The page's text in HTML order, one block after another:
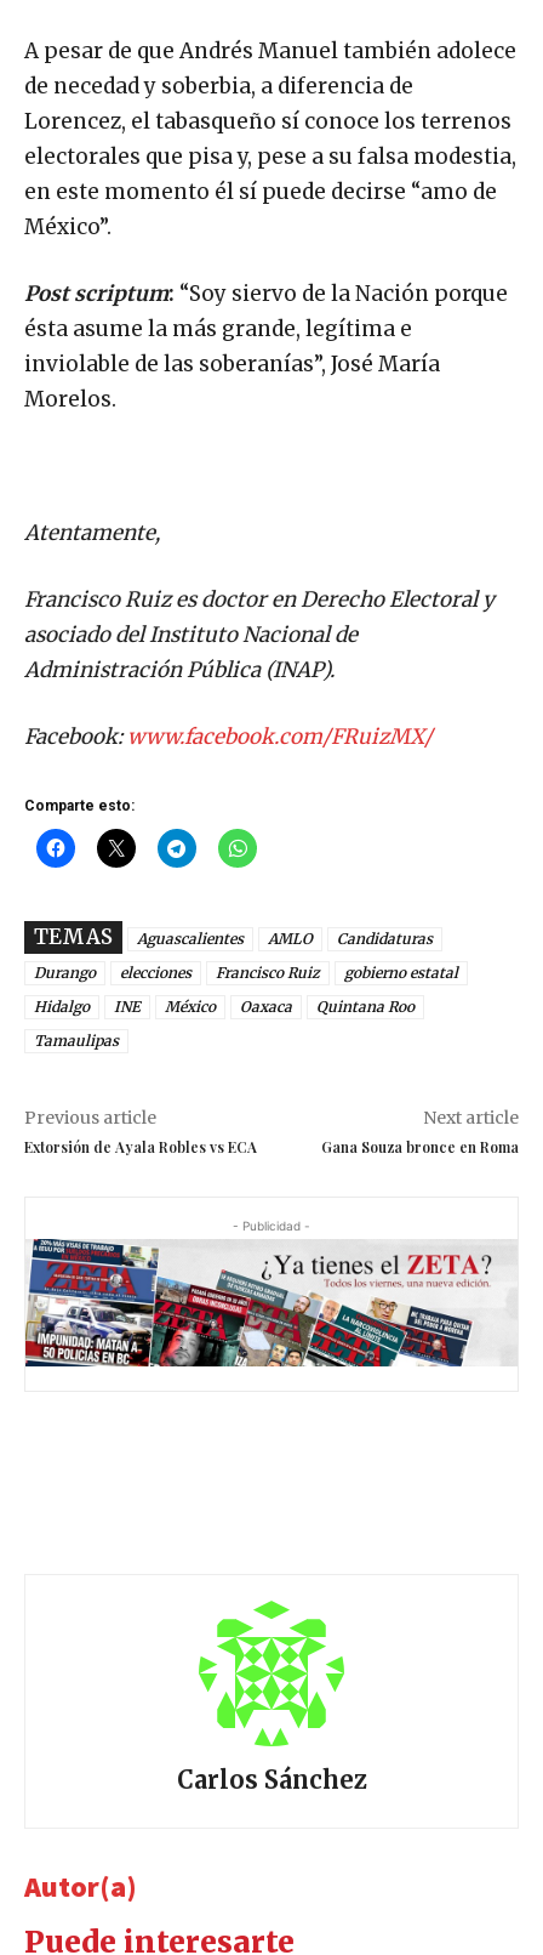
A pesar de que Andrés Manuel también adolece
de necedad y soberbia, a diferencia de
Lorencez, el tabasqueño sí conoce los terrenos
electorales que pisa y, pese a su falsa modestia,
en este momento él sí puede decirse “amo de
México”.
Post scriptum: “Soy siervo de la Nación porque
ésta asume la más grande, legítima e
inviolable de las soberanías”, José María
Morelos.
Atentamente,
Francisco Ruiz es doctor en Derecho Electoral y
asociado del Instituto Nacional de
Administración Pública (INAP).
Facebook:www.facebook.com/FRuizMX/
Comparte esto:
TEMAS Aguascalientes AMLO
Candidaturas
Durango
elecciones Francisco Ruiz
gobierno estatal
Hidalgo
INE México Oaxaca
Quintana Roo
Tamaulipas
Previous article
Extorsión de Ayala Robles vs ECA
Next article
Gana Souza bronce en Roma
- Publicidad -
Carlos Sánchez
Autor(a)
Puede interesarte